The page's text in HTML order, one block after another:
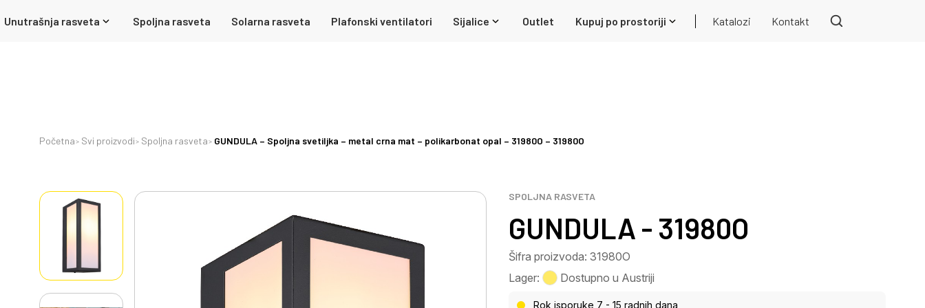
Unutrašnja rasveta Spoljna rasveta Solarna rasveta Plafonski ventilatori Sijalice Outlet Kupuj po prostoriji Katalozi Kontakt
Početna Svi proizvodi Spoljna rasveta GUNDULA – Spoljna svetiljka – metal crna mat – polikarbonat opal – 31980O – 31980O
SPOLJNA RASVETA
GUNDULA - 31980O
Šifra proizvoda: 31980O
Lager:
Dostupno u Austriji
Rok isporuke 7 - 15 radnih dana